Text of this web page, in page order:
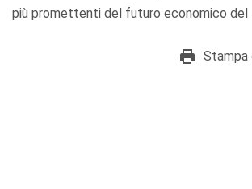
più promettenti del futuro economico del